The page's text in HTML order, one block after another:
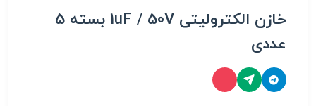
خازن الکترولیتی 1uF / 50V بسته 5
عددی